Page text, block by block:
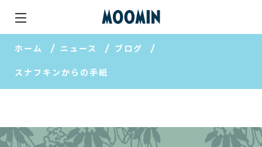
ホーム ニュース ブログ
スナフキンからの手紙